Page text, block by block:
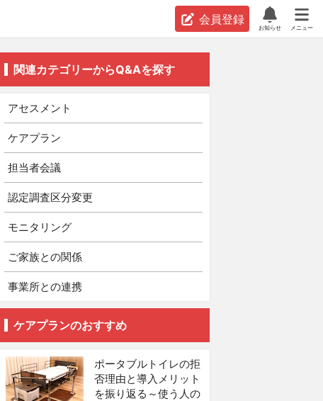
会員登録
お知らせ メニュー
関連カテゴリーからQ&Aを探す
アセスメント
ケアプラン
担当者会議
認定調査区分変更
モニタリング
ご家族との関係
事業所との連携
ケアプランのおすすめ
ポータブルトイレの拒
否理由と導入メリット
を振り返る～使う人の